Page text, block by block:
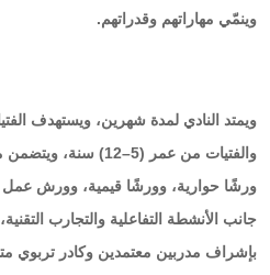
وينمّي مهاراتهم وقدراتهم.
والفتيات من عمر
ورشًا حوارية، وورشًا قيمية، وورش عمل
جانب الأنشطة التفاعلية والتجارب
بإشراف مدربين معتمدين وكادر تربوي